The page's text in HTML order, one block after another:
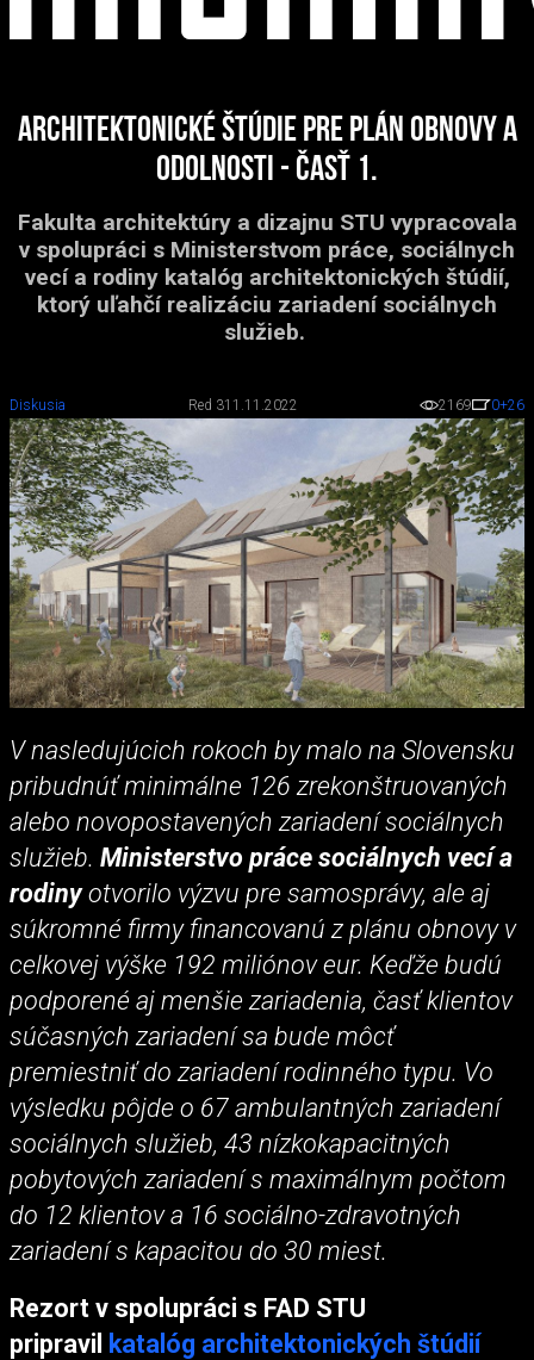
Architektonické štúdie pre Plán obnovy a
odolnosti - časť 1.
Fakulta architektúry a dizajnu STU vypracovala
v spolupráci s Ministerstvom práce, sociálnych
vecí a rodiny katalóg architektonických štúdií,
ktorý uľahčí realizáciu zariadení sociálnych
služieb.
Diskusia Red 311.11.2022 2169 0+26
V nasledujúcich rokoch by malo na Slovensku
pribudnúť minimálne 126 zrekonštruovaných
alebo novopostavených zariadení sociálnych
služieb. Ministerstvo práce sociálnych vecí a
rodinyotvorilo výzvu pre samosprávy, ale aj
súkromné firmy financovanú z plánu obnovy v
celkovej výške 192 miliónov eur. Keďže budú
podporené aj menšie zariadenia, časť klientov
súčasných zariadení sa bude môcť
premiestniť do zariadení rodinného typu. Vo
výsledku pôjde o 67 ambulantných zariadení
sociálnych služieb, 43 nízkokapacitných
pobytových zariadení s maximálnym počtom
do 12 klientov a 16 sociálno-zdravotných
zariadení s kapacitou do 30 miest.
Rezort v spolupráci s FAD STU
pripravil katalóg architektonických štúdií